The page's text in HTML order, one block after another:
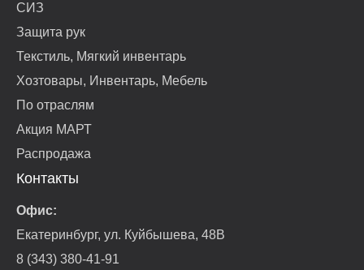
СИЗ
Защита рук
Текстиль, Мягкий инвентарь
Хозтовары, Инвентарь, Мебель
По отраслям
Акция МАРТ
Распродажа
Контакты
Офис:
Екатеринбург, ул. Куйбышева, 48В
8 (343) 380-41-91